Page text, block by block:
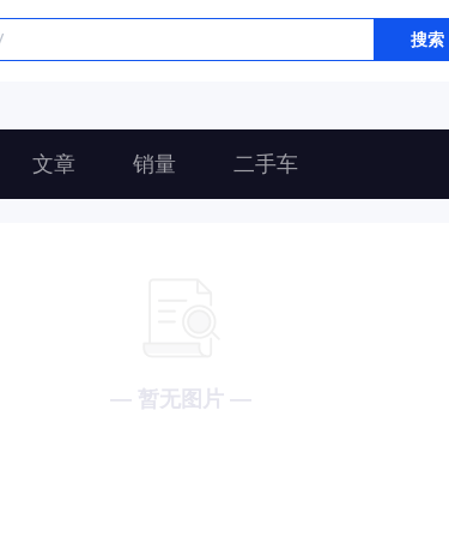
搜索
文章 销量 二手车
— 暂无图片 —